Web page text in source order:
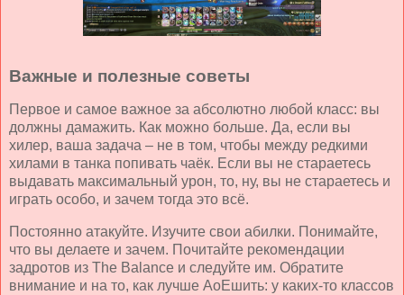
Важные и полезные советы
Первое и самое важное за абсолютно любой класс: вы
должны дамажить. Как можно больше. Да, если вы
хилер, ваша задача – не в том, чтобы между редкими
хилами в танка попивать чаёк. Если вы не стараетесь
выдавать максимальный урон, то, ну, вы не стараетесь и
играть особо, и зачем тогда это всё.
Постоянно атакуйте. Изучите свои абилки. Понимайте,
что вы делаете и зачем. Почитайте рекомендации
задротов из The Balance и следуйте им. Обратите
внимание и на то, как лучше АоЕшить: у каких-то классов